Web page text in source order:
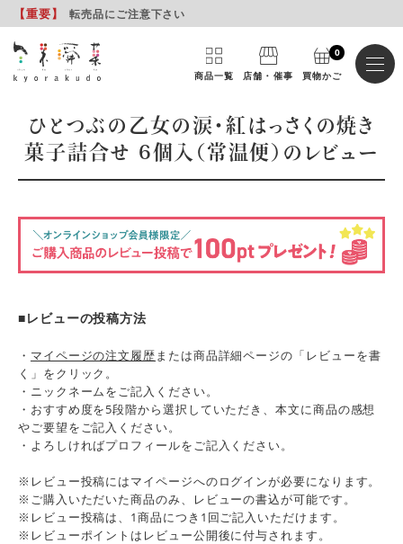
【重要】 転売品にご注意下さい
商品一覧 店舗・催事 買物かご
0
ひとつぶの乙女の涙・紅はっさくの焼き
菓子詰合せ 6個入（常温便）のレビュー
■レビューの投稿方法
・ マイページの注文履歴または商品詳細ページの「レビューを書
く」をクリック。
・ニックネームをご記入ください。
・おすすめ度を5段階から選択していただき、本文に商品の感想
やご要望をご記入ください。
・よろしければプロフィールをご記入ください。
※レビュー投稿にはマイページへのログインが必要になります。
※ご購入いただいた商品のみ、レビューの書込が可能です。
※レビュー投稿は、1商品につき1回ご記入いただけます。
※レビューポイントはレビュー公開後に付与されます。